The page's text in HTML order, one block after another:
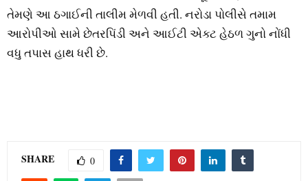
તેમણે આ ઠગાઈની તાલીમ મેળવી હતી. નરોડા પોલીસે તમામ
આરોપીઓ સામે છેતરપિંડી અને આઈટી એક્ટ હેઠળ ગુનો નોંધી
વધુ તપાસ હાથ ધરી છે.
SHARE 0